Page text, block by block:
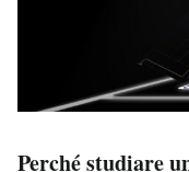
Perché studiare